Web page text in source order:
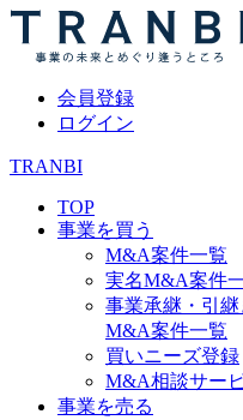
会員登録
ログイン
TRANBI
TOP
事業を買う
M&A案件一覧
実名M&A案件
事業承継・引
M&A案件一覧
買いニーズ登録
M&A相談サー
事業を売る